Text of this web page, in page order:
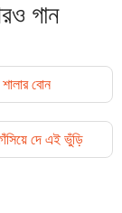
গান
বোন
দে এই ভুঁড়ি